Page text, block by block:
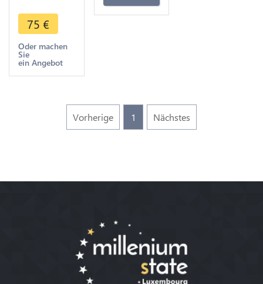
Muzaffar al-
Din bin
Nasr-Allah
1860-1886
Silver
75 €
Oder machen
Sie
ein Angebot
Vorherige 1 Nächstes